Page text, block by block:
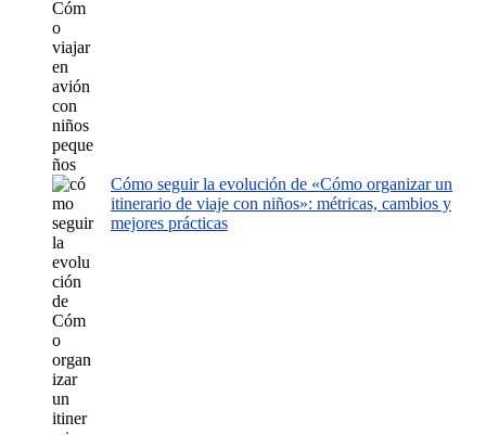
Cómo seguir la evolución de «Cómo organizar un
itinerario de viaje con niños»: métricas, cambios y
mejores prácticas